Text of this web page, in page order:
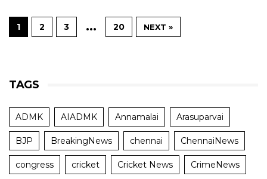
1 2 3 … 20 NEXT »
TAGS
ADMK AIADMK Annamalai Arasuparvai
BJP BreakingNews chennai ChennaiNews
congress cricket Cricket News CrimeNews